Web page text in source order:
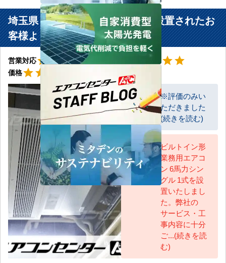
埼玉県 戸田市 製品加工業工場に設置されたお
客様より
営業対応 星5
star starstarstarstar 星5
starstarstar
価格starstar
お客様
※評価のみい
ただきました
(続きを読む)
AC担当
ビルトイン形
業務用エアコ
ン 6馬力シン
グル 1式を設
置いたしまし
た。弊社の
サービス・工
事内容に十分
ご...(続きを読
む)